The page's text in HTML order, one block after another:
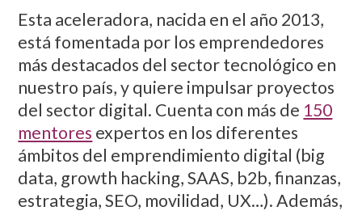
Esta aceleradora, nacida en el año 2013,
está fomentada por los emprendedores
más destacados del sector tecnológico en
nuestro país, y quiere impulsar proyectos
del sector digital. Cuenta con más de 150
mentores expertos en los diferentes
ámbitos del emprendimiento digital (big
data, growth hacking, SAAS, b2b, finanzas,
estrategia, SEO, movilidad, UX…). Además,